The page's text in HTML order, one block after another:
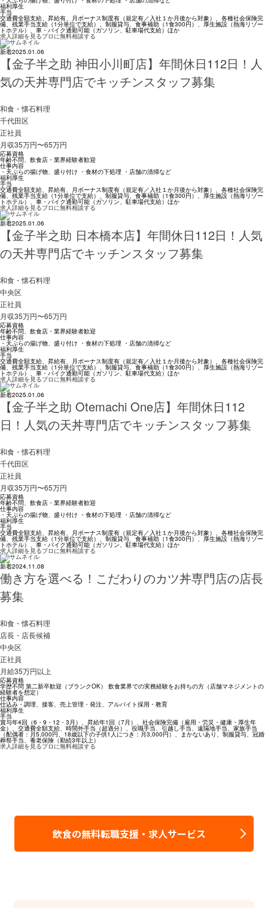
福利厚生
手当
交通費全額支給、昇給有、月ボーナス制度有（規定有／入社１か月後から対象）、各種社会保険完
備、残業手当支給（1分単位で支給）、制服貸与、食事補助（1食300円）、厚生施設（熱海リゾー
トホテル）、車・バイク通勤可能（ガソリン、駐車場代支給）ほか
求人詳細を見るプロに無料相談する
新着2025.01.06
【金子半之助 神田小川町店】年間休日112日！人
気の天丼専門店でキッチンスタッフ募集
和食・懐石料理
千代田区
正社員
月収35万円〜65万円
応募資格
年齢不問、飲食店・業界経験者歓迎
仕事内容
・天ぷらの揚げ物、盛り付け ・食材の下処理 ・店舗の清掃など
福利厚生
手当
交通費全額支給、昇給有、月ボーナス制度有（規定有／入社１か月後から対象）、各種社会保険完
備、残業手当支給（1分単位で支給）、制服貸与、食事補助（1食300円）、厚生施設（熱海リゾー
トホテル）、車・バイク通勤可能（ガソリン、駐車場代支給）ほか
求人詳細を見るプロに無料相談する
新着2025.01.06
【金子半之助 日本橋本店】年間休日112日！人気
の天丼専門店でキッチンスタッフ募集
和食・懐石料理
中央区
正社員
月収35万円〜65万円
応募資格
年齢不問、飲食店・業界経験者歓迎
仕事内容
・天ぷらの揚げ物、盛り付け ・食材の下処理 ・店舗の清掃など
福利厚生
手当
交通費全額支給、昇給有、月ボーナス制度有（規定有／入社１か月後から対象）、各種社会保険完
備、残業手当支給（1分単位で支給）、制服貸与、食事補助（1食300円）、厚生施設（熱海リゾー
トホテル）、車・バイク通勤可能（ガソリン、駐車場代支給）ほか
求人詳細を見るプロに無料相談する
新着2025.01.06
【金子半之助 Otemachi One店】年間休日112
日！人気の天丼専門店でキッチンスタッフ募集
和食・懐石料理
千代田区
正社員
月収35万円〜65万円
応募資格
年齢不問、飲食店・業界経験者歓迎
仕事内容
・天ぷらの揚げ物、盛り付け ・食材の下処理 ・店舗の清掃など
福利厚生
手当
交通費全額支給、昇給有、月ボーナス制度有（規定有／入社１か月後から対象）、各種社会保険完
備、残業手当支給（1分単位で支給）、制服貸与、食事補助（1食300円）、厚生施設（熱海リゾー
トホテル）、車・バイク通勤可能（ガソリン、駐車場代支給）ほか
求人詳細を見るプロに無料相談する
新着2024.11.08
働き方を選べる！こだわりのカツ丼専門店の店長
募集
和食・懐石料理
店長・店長候補
中央区
正社員
月給35万円以上
応募資格
学歴不問 第二新卒歓迎（ブランクOK） 飲食業界での実務経験をお持ちの方（店舗マネジメントの
経験者を想定）
仕事内容
仕込み・調理、接客、売上管理・発注、アルバイト採⽤・教育
福利厚生
手当
賞与年4回（6・9・12・3月）、昇給年1回（7月）、社会保険完備（雇用・労災・健康・厚生年
金）、交通費全額支給、時間外手当（超過分）、役職手当、引越し手当、遠隔地手当、家族手当
（配偶者：月5,000円、18歳以下の子供1人につき：月3,000円）、まかないあり、制服貸与、冠婚
葬祭手当、養老保険（勤続3年以上）
求人詳細を見るプロに無料相談する
飲食の無料転職支援・求人サービス